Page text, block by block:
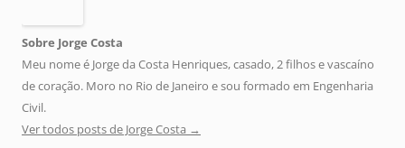
Sobre Jorge Costa
Meu nome é Jorge da Costa Henriques, casado, 2 filhos e vascaíno
de coração. Moro no Rio de Janeiro e sou formado em Engenharia
Civil.
Ver todos posts de Jorge Costa →